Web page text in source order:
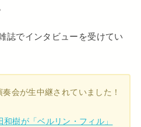
誌でインタビューを受けてい
会が生中継されていました！
樹が「ベルリン・フィル」